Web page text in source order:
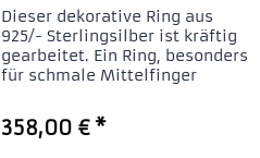
Dieser dekorative Ring aus
925/- Sterlingsilber ist kräftig
gearbeitet. Ein Ring, besonders
für schmale Mittelfinger
besonderes Stück.
358,00 € *